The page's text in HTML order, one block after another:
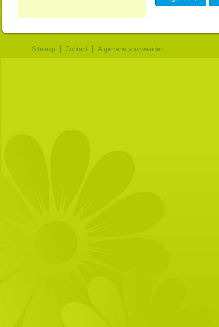
Sitemap Contact Algemene voorwaarden